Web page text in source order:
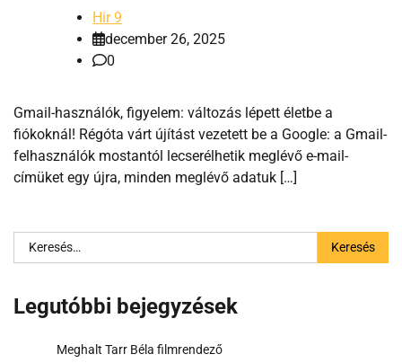
Hir 9
december 26, 2025
0
Gmail-használók, figyelem: változás lépett életbe a
fiókoknál! Régóta várt újítást vezetett be a Google: a Gmail-
felhasználók mostantól lecserélhetik meglévő e-mail-
címüket egy újra, minden meglévő adatuk […]
Keresés:
Legutóbbi bejegyzések
Meghalt Tarr Béla filmrendező